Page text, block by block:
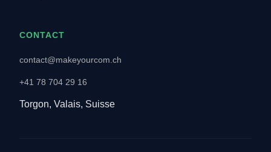
CONTACT
contact@makeyourcom.ch
+41 78 704 29 16
Torgon, Valais, Suisse